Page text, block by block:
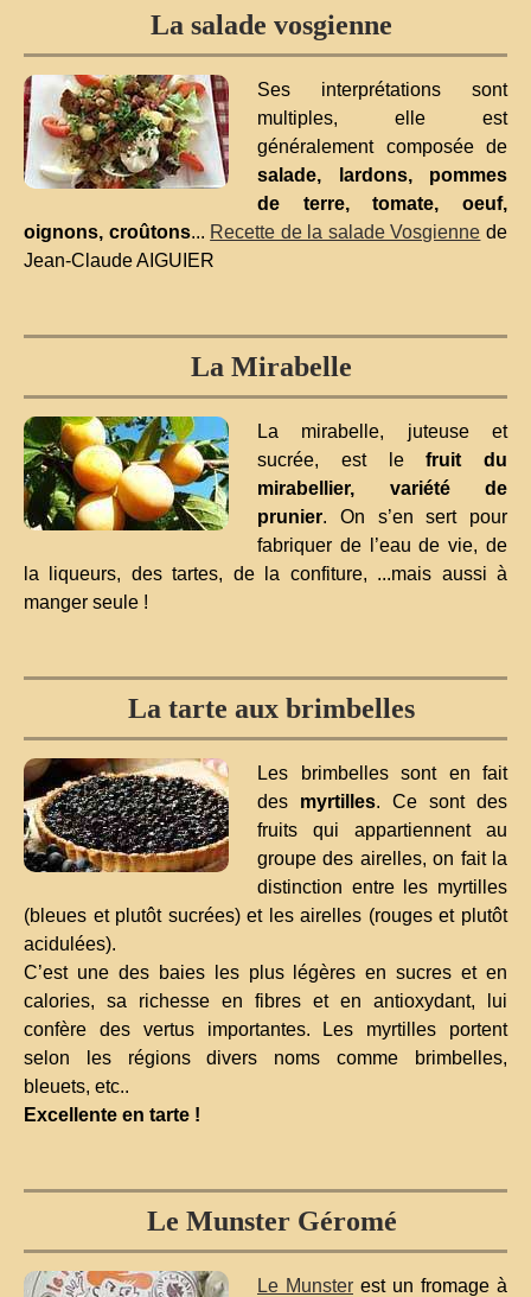
La salade vosgienne
Ses interprétations sont
multiples, elle est
généralement composée de
salade, lardons, pommes
de terre, tomate, oeuf,
oignons, croûtons... Recette de la salade Vosgienne de
Jean-Claude AIGUIER
La Mirabelle
La mirabelle, juteuse et
sucrée, est lefruit du
mirabellier, variété de
prunier. On s’en sert pour
fabriquer de l’eau de vie, de
la liqueurs, des tartes, de la confiture, ...mais aussi à
manger seule !
La tarte aux brimbelles
Les brimbelles sont en fait
des myrtilles. Ce sont des
fruits qui appartiennent au
groupe des airelles, on fait la
distinction entre les myrtilles
(bleues et plutôt sucrées) et les airelles (rouges et plutôt
acidulées).
C’est une des baies les plus légères en sucres et en
calories, sa richesse en fibres et en antioxydant, lui
confère des vertus importantes. Les myrtilles portent
selon les régions divers noms comme brimbelles,
bleuets, etc..
Excellente en tarte !
Le Munster Géromé
Le Munster est un fromage à